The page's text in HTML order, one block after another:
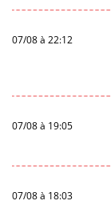
07/08 à 22:12
07/08 à 19:05
07/08 à 18:03